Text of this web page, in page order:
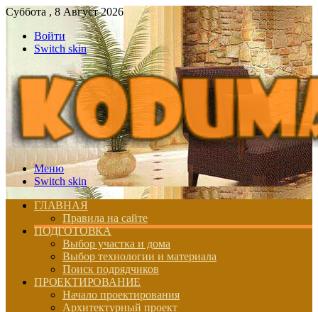
Суббота , 8 Август 2026
Войти
Switch skin
Меню
Switch skin
ГЛАВНАЯ
Правила на сайте
ПОДГОТОВКА
Выбор участка и дома
Выбор технологии и материала
Поиск подрядчиков
ПРОЕКТИРОВАНИЕ
Начало проектирования
Архитектурный проект